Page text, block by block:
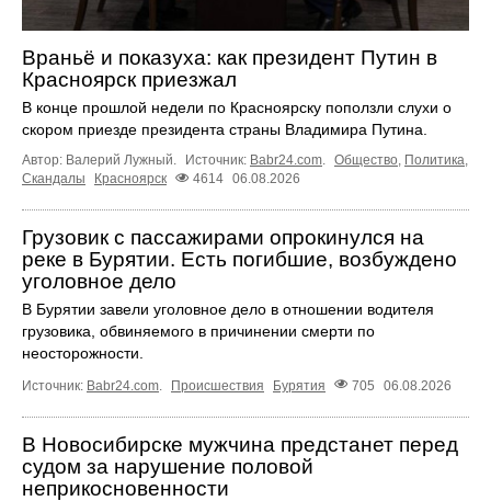
Враньё и показуха: как президент Путин в
Красноярск приезжал
В конце прошлой недели по Красноярску поползли слухи о
скором приезде президента страны Владимира Путина.
Автор: Валерий Лужный. Источник: Babr24.com. Общество, Политика,
Скандалы
Красноярск 4614 06.08.2026
Грузовик с пассажирами опрокинулся на
реке в Бурятии. Есть погибшие, возбуждено
уголовное дело
В Бурятии завели уголовное дело в отношении водителя
грузовика, обвиняемого в причинении смерти по
неосторожности.
Источник: Babr24.com Происшествия Бурятия 705 06.08.2026
В Новосибирске мужчина предстанет перед
судом за нарушение половой
неприкосновенности